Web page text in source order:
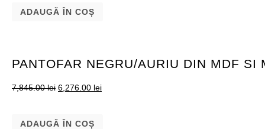
ADAUGĂ ÎN COȘ
PANTOFAR NEGRU/AURIU DIN MDF SI
7,845.00lei 6,276.00 lei
ADAUGĂ ÎN COȘ